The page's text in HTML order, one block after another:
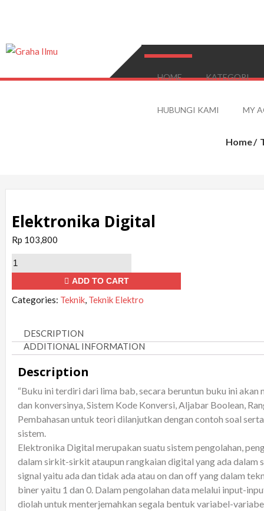
Graha Ilmu
HOME KATEGORI
HUBUNGI KAMI MY
Home
Elektronika Digital
Rp 103,800
Elektronika
quantity
ADD TO CART
Categories: Teknik Teknik Elektro
DESCRIPTION
ADDITIONAL INFORMATION
Description
“Buku ini terdiri dari lima bab, secara beruntun buku ini
dan konversinya, Sistem Kode Konversi, Aljabar Boolean,
Pembahasan untuk teori dilanjutkan dengan contoh soal
sistem.
Elektronika Digital merupakan suatu sistem pengolahan,
dalam sirkit-sirkit ataupun rangkaian digital yang ada dalam
signal yaitu ada dan tidak ada atau on dan off yang dalam
biner yaitu 1 dan 0. Dalam pengolahan data melalui input-
diolah untuk menterjemahkan segala bentuk variabel-